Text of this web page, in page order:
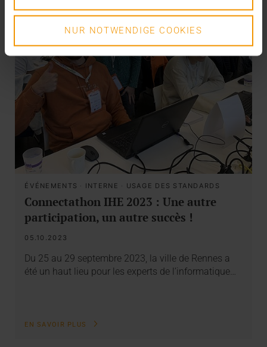
NUR NOTWENDIGE COOKIES
ÉVÉNEMENTS · INTERNE · USAGE DES STANDARDS
Connectathon IHE 2023 : Une autre
participation, un autre succès !
05.10.2023
Du 25 au 29 septembre 2023, la ville de Rennes a
été un haut lieu pour les experts de l’informatique…
EN SAVOIR PLUS